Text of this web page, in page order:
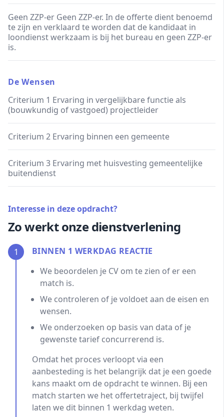
Geen ZZP-er Geen ZZP-er. In de offerte dient benoemd
te zijn en verklaard te worden dat de kandidaat in
loondienst werkzaam is bij het bureau en geen ZZP-er
is.
De Wensen
Criterium 1 Ervaring in vergelijkbare functie als
(bouwkundig of vastgoed) projectleider
Criterium 2 Ervaring binnen een gemeente
Criterium 3 Ervaring met huisvesting gemeentelijke
buitendienst
Interesse in deze opdracht?
Zo werkt onze dienstverlening
1
BINNEN 1 WERKDAG REACTIE
We beoordelen je CV om te zien of er een
match is.
We controleren of je voldoet aan de eisen en
wensen.
We onderzoeken op basis van data of je
gewenste tarief concurrerend is.
Omdat het proces verloopt via een
aanbesteding is het belangrijk dat je een goede
kans maakt om de opdracht te winnen. Bij een
match starten we het offertetraject, bij twijfel
laten we dit binnen 1 werkdag weten.